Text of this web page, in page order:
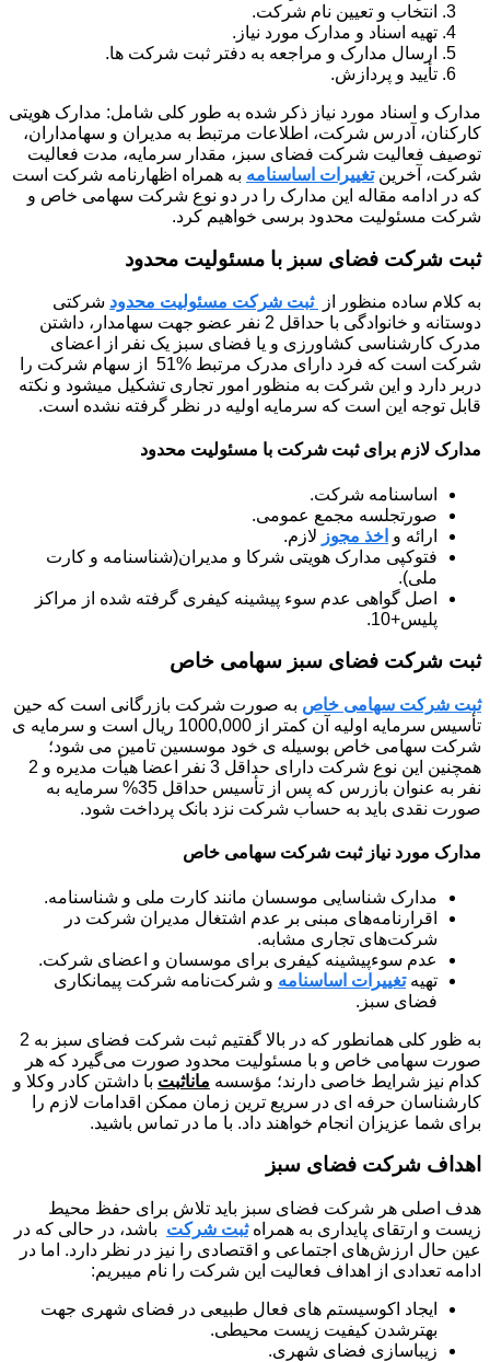
انتخاب و تعیین نام شرکت.
تهیه اسناد و مدارک مورد نیاز.
ارسال مدارک و مراجعه به دفتر ثبت شرکت ها.
تأیید و پردازش.
مدارک و اسناد مورد نیاز ذکر شده به طور کلی شامل: مدارک هویتی
کارکنان، آدرس شرکت، اطلاعات مرتبط به مدیران و سهامداران،
توصیف فعالیت شرکت فضای سبز، مقدار سرمایه، مدت فعالیت
شرکت، آخرینتغییرات اساسنامه به همراه اظهارنامه شرکت است
که در ادامه مقاله این مدارک را در دو نوع شرکت سهامی خاص و
شرکت مسئولیت محدود برسی خواهیم کرد.
ثبت شرکت فضای سبز با مسئولیت محدود
به کلام ساده منظور از ثبت شرکت مسئولیت محدود شرکتی
دوستانه و خانوادگی با حداقل 2 نفر عضو جهت سهامدار، داشتن
مدرک کارشناسی کشاورزی و یا فضای سبز یک نفر از اعضای
شرکت است که فرد دارای مدرک مرتبط %51 از سهام شرکت را
دربر دارد و این شرکت به منظور امور تجاری تشکیل میشود و نکته
قابل توجه این است که سرمایه اولیه در نظر گرفته نشده است.
مدارک لازم برای ثبت شرکت با مسئولیت محدود
اساسنامه شرکت.
صورتجلسه مجمع عمومی.
ارائه و اخذ مجوز لازم.
فتوکپی مدارک هویتی شرکا و مدیران(شناسنامه و کارت
ملی).
اصل گواهی عدم سوء پیشینه کیفری گرفته شده از مراکز
پلیس+10.
ثبت شرکت فضای سبز سهامی خاص
ثبت شرکت سهامی خاص به صورت شرکت بازرگانی است که حین
تأسیس سرمایه اولیه آن کمتر از 1000,000 ریال است و سرمایه ی
شرکت سهامی خاص بوسیله ی خود موسسین تامین می شود؛
همچنین این نوع شرکت دارای حداقل 3 نفر اعضا هیأت مدیره و 2
نفر به عنوان بازرس که پس از تأسیس حداقل 35% سرمایه به
صورت نقدی باید به حساب شرکت نزد بانک پرداخت شود.
مدارک مورد نیاز ثبت شرکت سهامی خاص
مدارک شناسایی موسسان مانند کارت ملی و شناسنامه.
اقرارنامه‌های مبنی بر عدم اشتغال مدیران شرکت در
شرکت‌های تجاری مشابه.
عدم سوءپیشینه کیفری برای موسسان و اعضای شرکت.
تهیهتغییرات اساسنامه‌ و شرکت‌نامه شرکت پیمانکاری
فضای سبز.
به ظور کلی همانطور که در بالا گفتیم ثبت شرکت فضای سبز به 2
صورت سهامی خاص و با مسئولیت محدود صورت می‌گیرد که هر
کدام نیز شرایط خاصی دارند؛ مؤسسه ماناثبت با داشتن کادر وکلا و
کارشناسان حرفه ای در سریع ترین زمان ممکن اقدامات لازم را
برای شما عزیزان انجام خواهند داد. با ما در تماس باشید.
اهداف شرکت فضای سبز
هدف اصلی هر شرکت فضای سبز باید تلاش برای حفظ محیط
زیست و ارتقای پایداری به همراهثبت شرکت باشد، در حالی که در
عین حال ارزش‌های اجتماعی و اقتصادی را نیز در نظر دارد. اما در
ادامه تعدادی از اهداف فعالیت این شرکت را نام میبریم:
ایجاد اکوسیستم های فعال طبیعی در فضای شهری جهت
بهترشدن کیفیت زیست محیطی.
زیباسازی فضای شهری.